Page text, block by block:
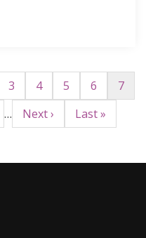
Page
3 Page
4 Page
5 Page
6
7
…
Halaman
Next ›
Last
Last »